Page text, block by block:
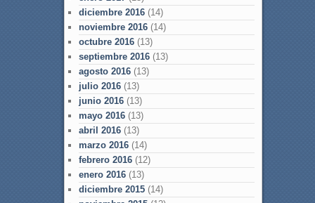
diciembre 2016(14)
noviembre 2016(14)
octubre 2016(13)
septiembre 2016(13)
agosto 2016(13)
julio 2016(13)
junio 2016(13)
mayo 2016(13)
abril 2016(13)
marzo 2016(14)
febrero 2016(12)
enero 2016(13)
diciembre 2015(14)